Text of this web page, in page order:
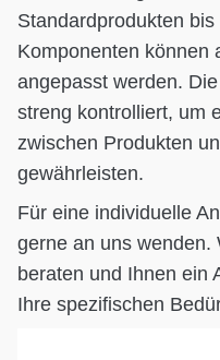
Standardprodukten
Komponenten können
angepasst werden.
streng kontrolliert, um
zwischen Produkten
gewährleisten.
Für eine individuelle
gerne an uns wenden.
beraten und Ihnen ein
Ihre spezifischen